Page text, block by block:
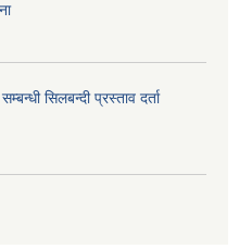
सिलबन्दी प्रस्ताव दर्ता